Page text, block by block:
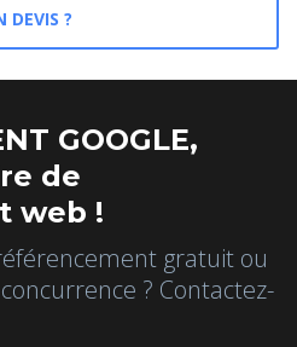
DEVIS ?
GOOGLE,
de
web !
gratuit ou
? Contactez-